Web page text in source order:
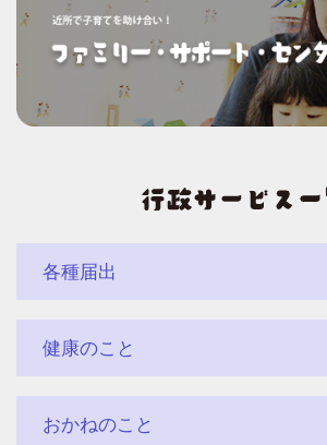
各種届出
健康のこと
おかねのこと